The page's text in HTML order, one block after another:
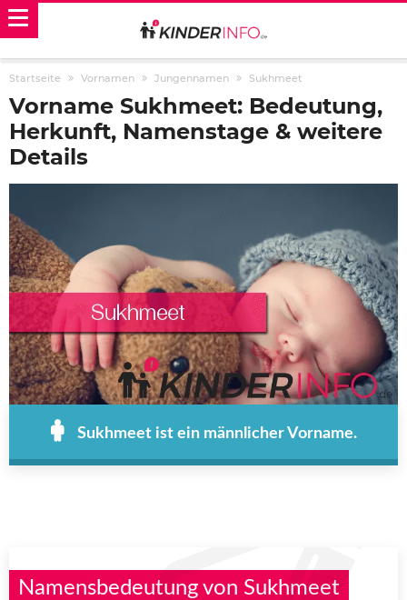
Startseite Vornamen Jungennamen Sukhmeet
Vorname Sukhmeet: Bedeutung,
Herkunft, Namenstage & weitere
Details
Sukhmeet ist ein männlicher Vorname.
Namensbedeutung von Sukhmeet